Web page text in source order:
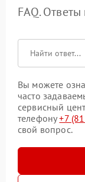
FAQ.
Вы можете
часто
сервисный
телефону+7
свой вопрос.